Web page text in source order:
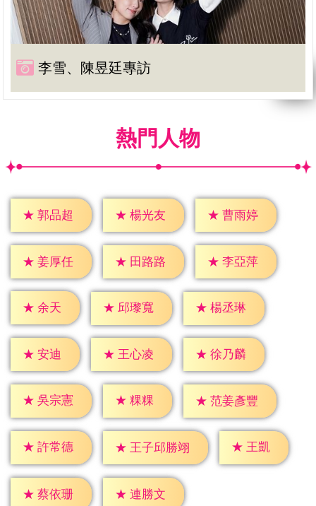
李雪、陳昱廷專訪
熱門人物
★ 郭品超 ★ 楊光友 ★ 曹雨婷
★ 姜厚任 ★ 田路路 ★ 李亞萍
★ 余天 ★ 邱瓈寬 ★ 楊丞琳
★ 安迪 ★ 王心凌 ★ 徐乃麟
★ 吳宗憲 ★ 粿粿 ★ 范姜彥豐
★ 許常德 ★ 王子邱勝翊 ★ 王凱
★ 蔡依珊 ★ 連勝文